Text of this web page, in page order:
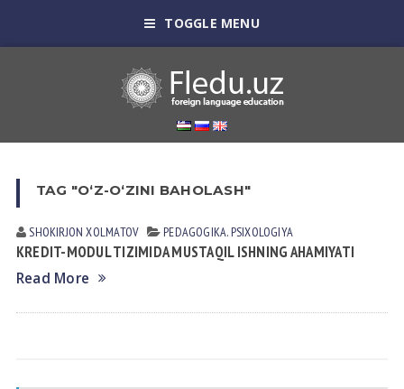
TOGGLE MENU
TAG "O‘Z-O‘ZINI BAHOLASH"
SHOKIRJON XOLMATOV PEDАGOGIKА. PSIXOLOGIYA
KREDIT-MODUL TIZIMIDA MUSTAQIL ISHNING AHAMIYATI
Read More